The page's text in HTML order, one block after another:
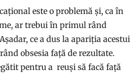
este o problemă și, ca în
ar trebui în primul rând
ce a dus la apariția acestui
obsesia față de rezultate.
pentru a reuși să facă față